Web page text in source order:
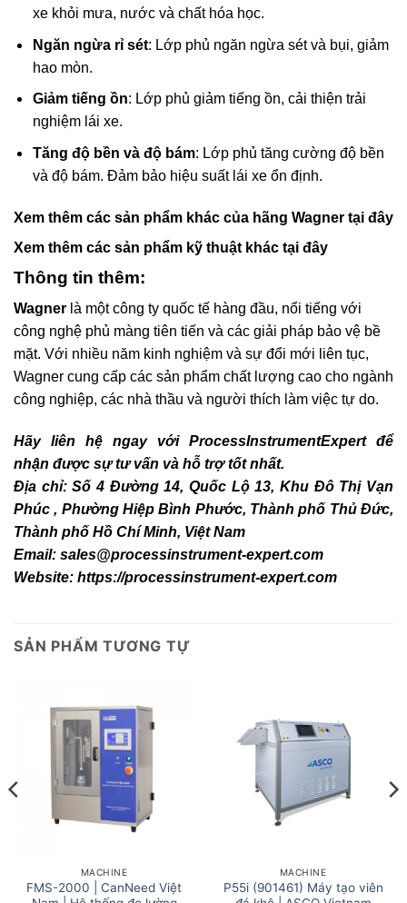
xe khỏi mưa, nước và chất hóa học.
Ngăn ngừa rỉ sét: Lớp phủ ngăn ngừa sét và bụi, giảm
hao mòn.
Giảm tiếng ồn: Lớp phủ giảm tiếng ồn, cải thiện trải
nghiệm lái xe.
Tăng độ bền và độ bám: Lớp phủ tăng cường độ bền
và độ bám. Đảm bảo hiệu suất lái xe ổn định.
Xem thêm các sản phẩm khác của hãng Wagner tại đây
Xem thêm các sản phẩm kỹ thuật khác tại đây
Thông tin thêm:
Wagner là một công ty quốc tế hàng đầu, nổi tiếng với
công nghệ phủ màng tiên tiến và các giải pháp bảo vệ bề
mặt. Với nhiều năm kinh nghiệm và sự đổi mới liên tục,
Wagner cung cấp các sản phẩm chất lượng cao cho ngành
công nghiệp, các nhà thầu và người thích làm việc tự do.
Hãy liên hệ ngay với ProcessInstrumentExpertđể
nhận được sự tư vấn và hỗ trợ tốt nhất.
Địa chỉ: Số 4 Đường 14, Quốc Lộ 13, Khu Đô Thị Vạn
Phúc , Phường Hiệp Bình Phước, Thành phố Thủ Đức,
Thành phố Hồ Chí Minh, Việt Nam
Email: sales@processinstrument-expert.com
Website: https://processinstrument-expert.com
SẢN PHẨM TƯƠNG TỰ
MACHINE
FMS-2000 | CanNeed Việt
MACHINE
P55i (901461) Máy tạo viên